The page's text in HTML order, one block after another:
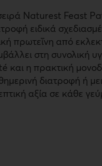
Naturest Feast
ειδικά
πρωτεΐνη από
στη συνολική
και η πρακτική
διατροφή ή
αξία σε κάθε